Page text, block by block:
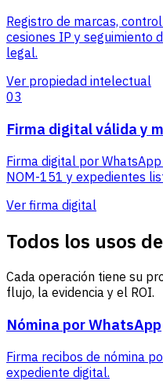
Registro de marcas,
cesiones IP y seguimiento
legal.
Ver propiedad intelectual
03
Firma digital válida y
Firma digital por
NOM-151 y expedientes
Ver firma digital
Todos los usos
Cada operación tiene su
flujo, la evidencia y el ROI.
Nómina por WhatsApp
Firma recibos de nómina
expediente digital.